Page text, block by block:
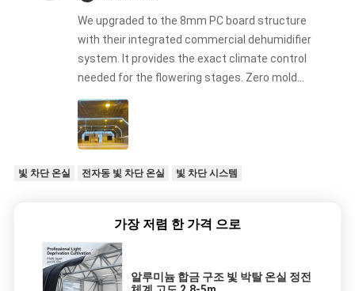
We upgraded to the 8mm PC board structure
with their integrated commercial dehumidifier
system. It provides the exact climate control
needed for the flowering stages. Zero mold
issues this harvest!
빛 차단 온실 전자동 빛 차단 온실 빛 차단 시스템
가장 저렴 한 가격 으로
알루미늄 합금 구조 빛 박탈 온실 정전